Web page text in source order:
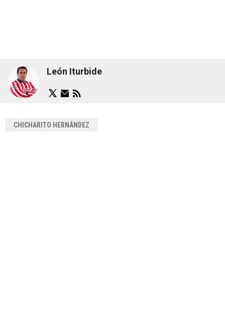
León Iturbide
CHICHARITO HERNÁNDEZ